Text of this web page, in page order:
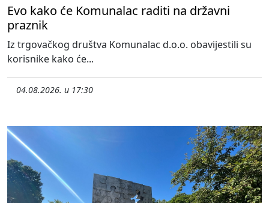
Evo kako će Komunalac raditi na državni
praznik
Iz trgovačkog društva Komunalac d.o.o. obavijestili su
korisnike kako će...
04.08.2026. u 17:30